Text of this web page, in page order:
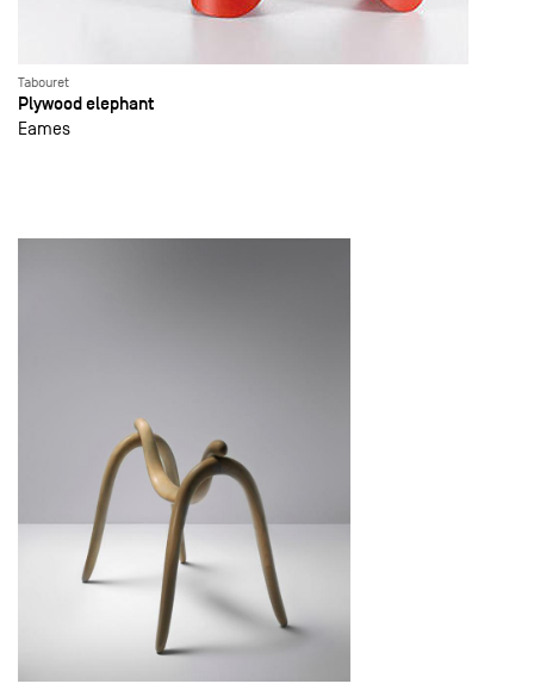
Tabouret
Plywood elephant
Eames